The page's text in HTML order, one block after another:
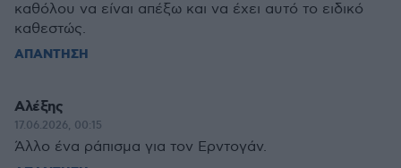
καθόλου να είναι απέξω και να έχει αυτό το ειδικό
καθεστώς.
ΑΠΑΝΤΗΣΗ
Αλέξης
17.06.2026, 00:15
Άλλο ένα ράπισμα για τον Ερντογάν.